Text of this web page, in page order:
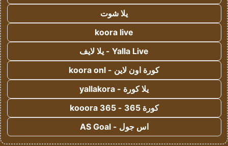
يلا شوت
koora live
Yalla Live - يلا لايف
كورة اون لاين - koora onl
يلا كورة - yallakora
كورة 365 - kooora 365
اس جول - AS Goal